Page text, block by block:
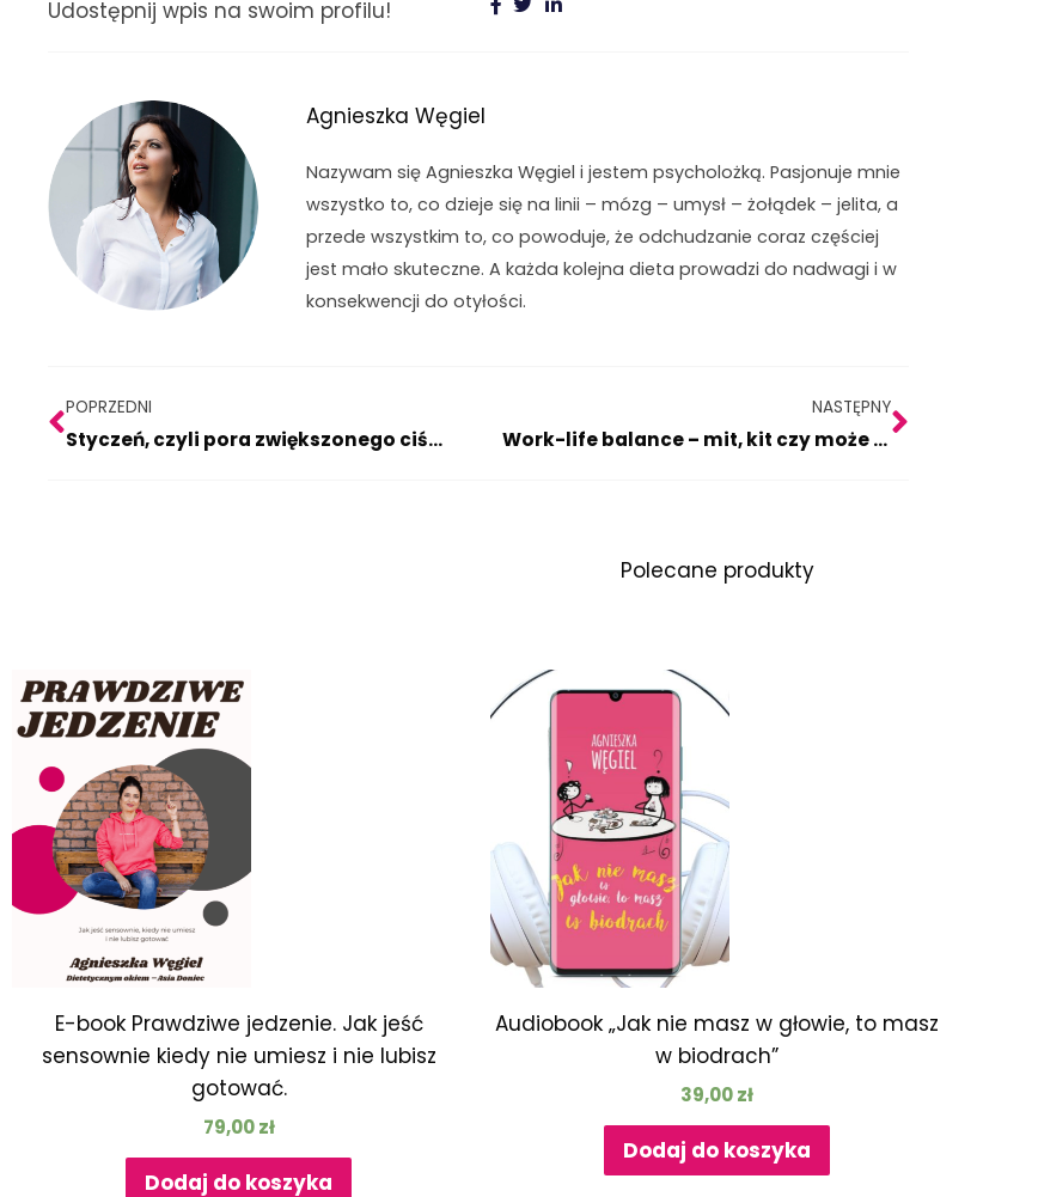
Udostępnij wpis na swoim profilu!
Agnieszka Węgiel
Nazywam się Agnieszka Węgiel i jestem psycholożką. Pasjonuje mnie
wszystko to, co dzieje się na linii – mózg – umysł – żołądek – jelita, a
przede wszystkim to, co powoduje, że odchudzanie coraz częściej
jest mało skuteczne. A każda kolejna dieta prowadzi do nadwagi i w
konsekwencji do otyłości.
Prev
POPRZEDNI
Styczeń, czyli pora zwiększonego ciśnięcia
NASTĘPNY
Work-life balance – mit, kit czy może da się?
Następny
Polecane produkty
E-book Prawdziwe jedzenie. Jak jeść
sensownie kiedy nie umiesz i nie lubisz
gotować.
79,00zł
Dodaj do koszyka
Audiobook „Jak nie masz w głowie, to masz
w biodrach”
39,00zł
Dodaj do koszyka